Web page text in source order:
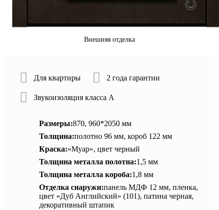
Внешняя отделка
Для квартиры 2 года гарантии
Звукоизоляция класса А
Размеры:870, 960*2050 мм
Толщина:полотно 96 мм, короб 122 мм
Краска:«Муар», цвет черный
Толщина металла полотна:1,5 мм
Толщина металла короба:1,8 мм
Отделка снаружи:панель МДФ 12 мм, пленка,
цвет «Дуб Английский» (101), патина черная,
декоративный штапик